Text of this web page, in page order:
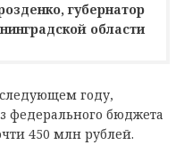
губернатор
области
году,
федерального бюджета
450 млн рублей.